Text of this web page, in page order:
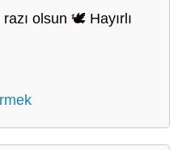
olsun 🕊️ Hayırlı